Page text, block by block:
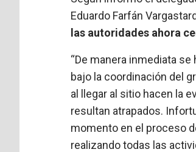
Eduardo Farfán
las autoridades ahora
“De manera inmediata
bajo la coordinación del
al llegar al sitio hacen la
resultan atrapados.
momento en el proceso
realizando todas las